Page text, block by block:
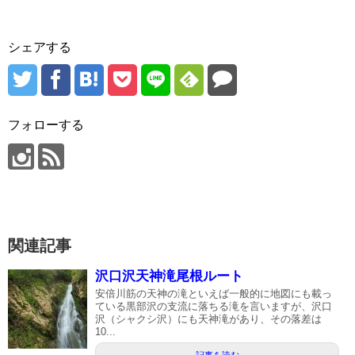
シェアする
フォローする
関連記事
沢口沢天神滝尾根ルート
安倍川筋の天神の滝といえば一般的に地図にも載っ
ている黒部沢の支流に落ちる滝を言いますが、沢口
沢（シャクシ沢）にも天神滝があり、その落差は
10...